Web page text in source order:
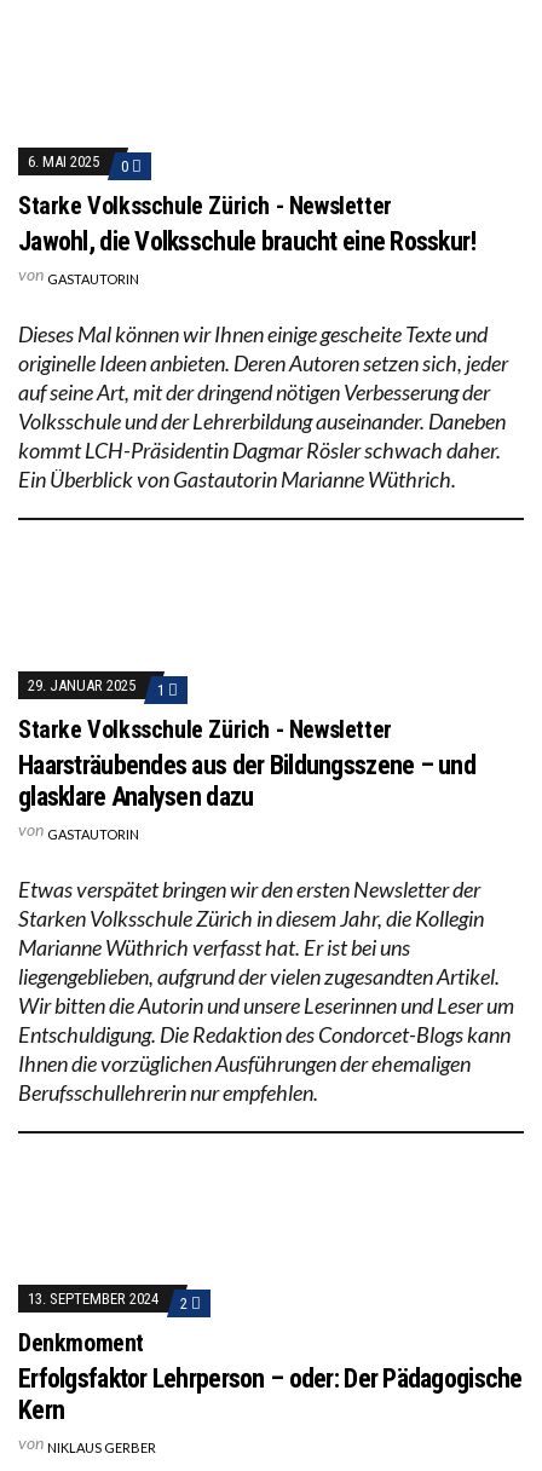
6. MAI 2025 0
Starke Volksschule Zürich - Newsletter
Jawohl, die Volksschule braucht eine Rosskur!
von GASTAUTORIN
Dieses Mal können wir Ihnen einige gescheite Texte und
originelle Ideen anbieten. Deren Autoren setzen sich, jeder
auf seine Art, mit der dringend nötigen Verbesserung der
Volksschule und der Lehrerbildung auseinander. Daneben
kommt LCH-Präsidentin Dagmar Rösler schwach daher.
Ein Überblick von Gastautorin Marianne Wüthrich.
29. JANUAR 2025 1
Starke Volksschule Zürich - Newsletter
Haarsträubendes aus der Bildungsszene – und
glasklare Analysen dazu
von GASTAUTORIN
Etwas verspätet bringen wir den ersten Newsletter der
Starken Volksschule Zürich in diesem Jahr, die Kollegin
Marianne Wüthrich verfasst hat. Er ist bei uns
liegengeblieben, aufgrund der vielen zugesandten Artikel.
Wir bitten die Autorin und unsere Leserinnen und Leser um
Entschuldigung. Die Redaktion des Condorcet-Blogs kann
Ihnen die vorzüglichen Ausführungen der ehemaligen
Berufsschullehrerin nur empfehlen.
13. SEPTEMBER 2024 2
Denkmoment
Erfolgsfaktor Lehrperson – oder: Der Pädagogische
Kern
von NIKLAUS GERBER